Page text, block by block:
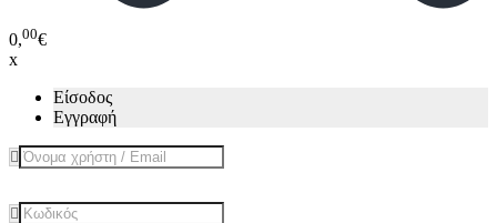
0,00€
x
Είσοδος
Εγγραφή